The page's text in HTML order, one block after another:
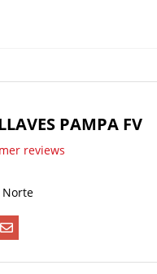
PAMPA FV
reviews
Norte